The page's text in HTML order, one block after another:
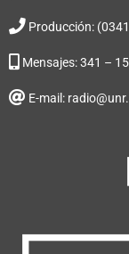
Producción:
Mensajes: 341 –
E-mail: